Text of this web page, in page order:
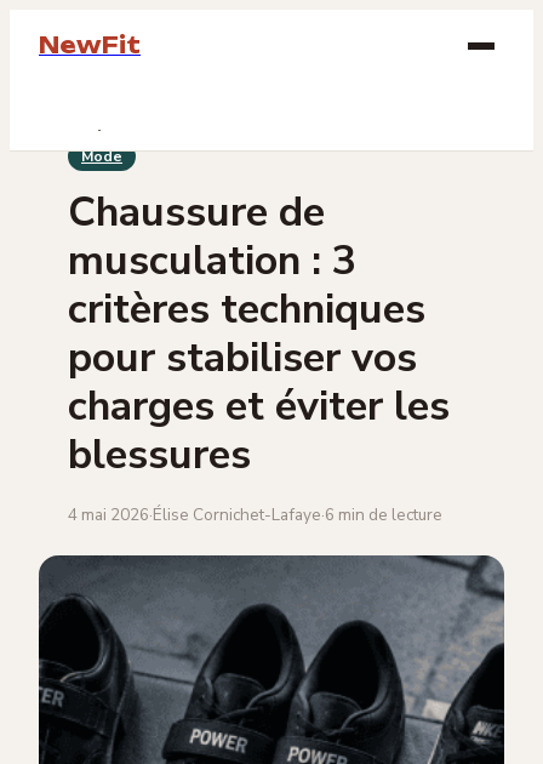
NewFit
Beauté
Lifestyle
Mode
Chaussure de
musculation : 3
critères techniques
pour stabiliser vos
charges et éviter les
blessures
4 mai 2026·Élise Cornichet-Lafaye·6 min de lecture